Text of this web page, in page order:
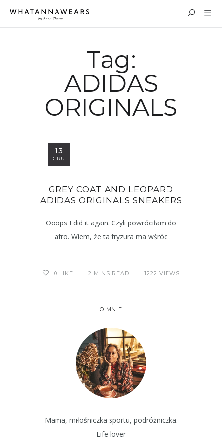
Tag:
ADIDAS
ORIGINALS
13
GRU
GREY COAT AND LEOPARD
ADIDAS ORIGINALS SNEAKERS
Ooops I did it again. Czyli powróciłam do
afro. Wiem, że ta fryzura ma wśród
0 LIKE 2 MINS READ 1222 VIEWS
O MNIE
Mama, miłośniczka sportu, podróżniczka.
Life lover